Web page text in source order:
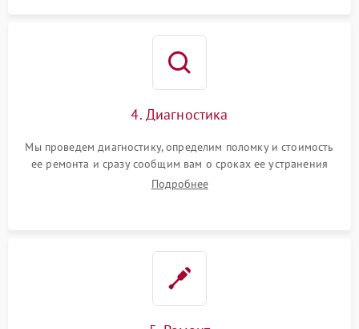
4. Диагностика
Мы проведем диагностику, определим поломку и стоимость
ее ремонта и сразу сообщим вам о сроках ее устранения
Подробнее